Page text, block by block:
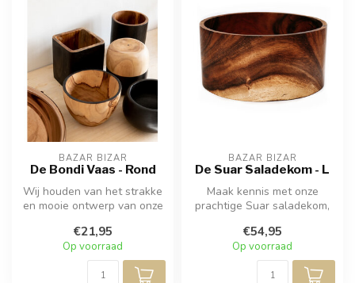
BAZAR BIZAR
De Bondi Vaas - Rond
Wij houden van het strakke
en mooie ontwerp van onze
teakhouten...
€21,95
Op voorraad
BAZAR BIZAR
De Suar Saladekom - L
Maak kennis met onze
prachtige Suar saladekom,
voor uw e...
€54,95
Op voorraad